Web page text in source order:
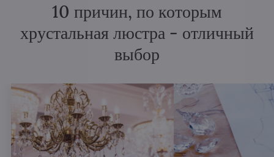
10 причин, по которым
хрустальная люстра - отличный
выбор